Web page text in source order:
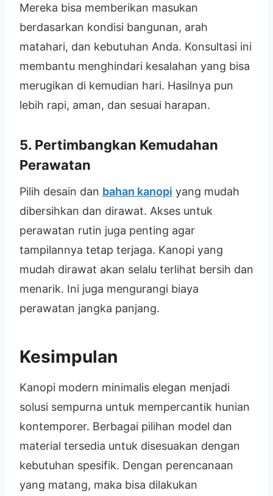
Mereka bisa memberikan masukan
berdasarkan kondisi bangunan, arah
matahari, dan kebutuhan Anda. Konsultasi ini
membantu menghindari kesalahan yang bisa
merugikan di kemudian hari. Hasilnya pun
lebih rapi, aman, dan sesuai harapan.
5. Pertimbangkan Kemudahan
Perawatan
Pilih desain dan bahan kanopi yang mudah
dibersihkan dan dirawat. Akses untuk
perawatan rutin juga penting agar
tampilannya tetap terjaga. Kanopi yang
mudah dirawat akan selalu terlihat bersih dan
menarik. Ini juga mengurangi biaya
perawatan jangka panjang.
Kesimpulan
Kanopi modern minimalis elegan menjadi
solusi sempurna untuk mempercantik hunian
kontemporer. Berbagai pilihan model dan
material tersedia untuk disesuakan dengan
kebutuhan spesifik. Dengan perencanaan
yang matang, maka bisa dilakukan